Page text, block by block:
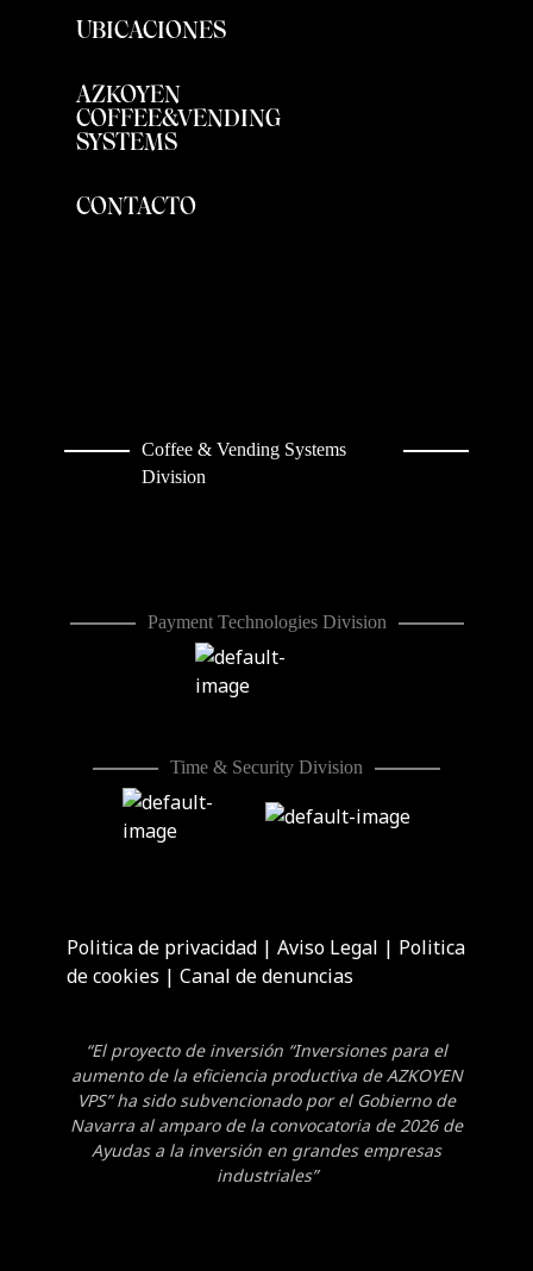
UBICACIONES
AZKOYEN
COFFEE&VENDING
SYSTEMS
CONTACTO
Coffee & Vending Systems
Division
Payment Technologies Division
Time & Security Division
Politica de privacidad |Aviso Legal | Politica
de cookies |Canal de denuncias
“El proyecto de inversión “Inversiones para el
aumento de la eficiencia productiva de AZKOYEN
VPS” ha sido subvencionado por el Gobierno de
Navarra al amparo de la convocatoria de 2026 de
Ayudas a la inversión en grandes empresas
industriales”